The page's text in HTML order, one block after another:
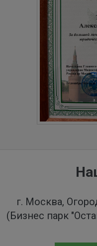
г. Москва,
(Бизнес парк